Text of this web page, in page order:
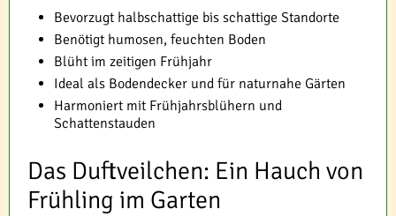
Bevorzugt halbschattige bis schattige Standorte
Benötigt humosen, feuchten Boden
Blüht im zeitigen Frühjahr
Ideal als Bodendecker und für naturnahe Gärten
Harmoniert mit Frühjahrsblühern und
Schattenstauden
Das Duftveilchen: Ein Hauch von
Frühling im Garten